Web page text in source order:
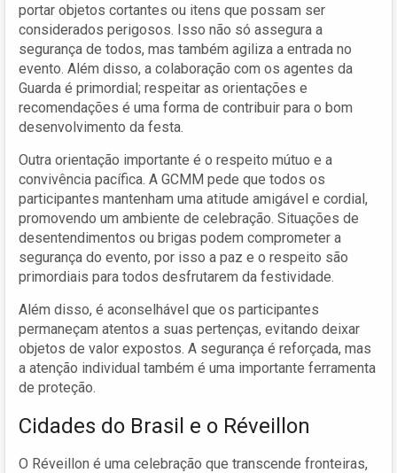
portar objetos cortantes ou itens que possam ser
considerados perigosos. Isso não só assegura a
segurança de todos, mas também agiliza a entrada no
evento. Além disso, a colaboração com os agentes da
Guarda é primordial; respeitar as orientações e
recomendações é uma forma de contribuir para o bom
desenvolvimento da festa.
Outra orientação importante é o respeito mútuo e a
convivência pacífica. A GCMM pede que todos os
participantes mantenham uma atitude amigável e cordial,
promovendo um ambiente de celebração. Situações de
desentendimentos ou brigas podem comprometer a
segurança do evento, por isso a paz e o respeito são
primordiais para todos desfrutarem da festividade.
Além disso, é aconselhável que os participantes
permaneçam atentos a suas pertenças, evitando deixar
objetos de valor expostos. A segurança é reforçada, mas
a atenção individual também é uma importante ferramenta
de proteção.
Cidades do Brasil e o Réveillon
O Réveillon é uma celebração que transcende fronteiras,